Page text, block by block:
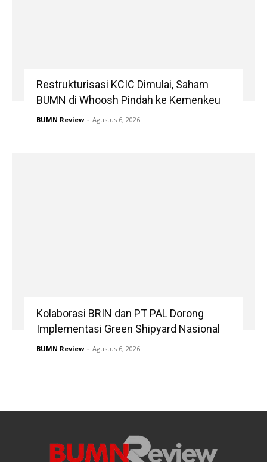
Restrukturisasi KCIC Dimulai, Saham
BUMN di Whoosh Pindah ke Kemenkeu
BUMN Review - Agustus 6, 2026
Kolaborasi BRIN dan PT PAL Dorong
Implementasi Green Shipyard Nasional
BUMN Review - Agustus 6, 2026